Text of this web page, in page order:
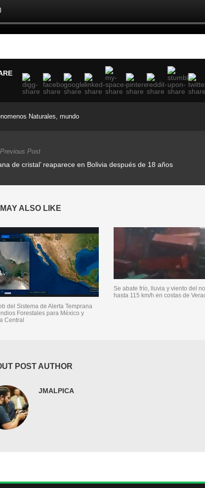
Naturales, mundo
Previous Post
de cristal’ reaparece en Bolivia después de 18 años
ALSO LIKE
del Sistema de Alerta Temprana
Forestales para México y
Central
Se abate frío, lluvia y viento del
hasta 115 km/h en costas de
POST AUTHOR
JMALPICA